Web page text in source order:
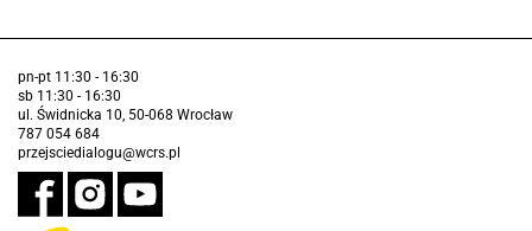
pn-pt 11:30 - 16:30
sb 11:30 - 16:30
ul. Świdnicka 10, 50-068 Wrocław
787 054 684
przejsciedialogu@wcrs.pl